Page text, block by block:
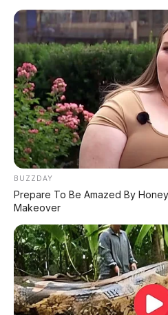
📑 Info Lengkap
dari AP Motor:
🔋 Info
⚡ Info
🏍️ Info
🏍️ Info Motor
🏍️ Info Motor
#ToyotaHydrogen
#FuelCell
BUZZDAY
Prepare To Be Amazed By
Makeover